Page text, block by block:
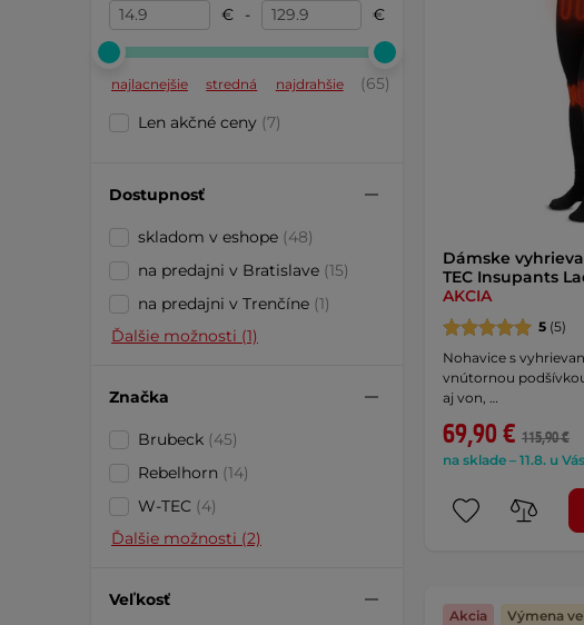
€ - €
najlacnejšie stredná najdrahšie
(65)
Len akčné ceny (7)
Dostupnosť
skladom v eshope (48)
na predajni v Bratislave (15)
na predajni v Trenčíne (1)
Ďalšie možnosti (1)
Značka
Brubeck (45)
Rebelhorn (14)
W-TEC (4)
Ďalšie možnosti (2)
Veľkosť
Dámske
TEC Insupants
AKCIA
5 (5)
Nohavice s
vnútornou
aj von, …
69,90 € 115,90 €
na sklade – 11.8. u Vás
Akcia Výmena